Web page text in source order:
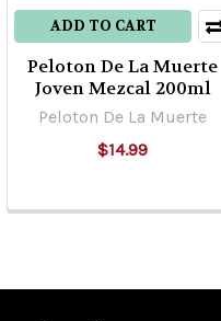
ADD TO CART
Peloton De La Muerte
Joven Mezcal 200ml
Peloton De La Muerte
$14.99